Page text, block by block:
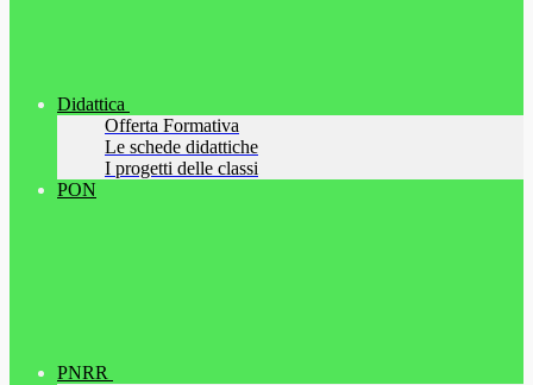
Didattica
Offerta Formativa
Le schede didattiche
I progetti delle classi
PON
PNRR